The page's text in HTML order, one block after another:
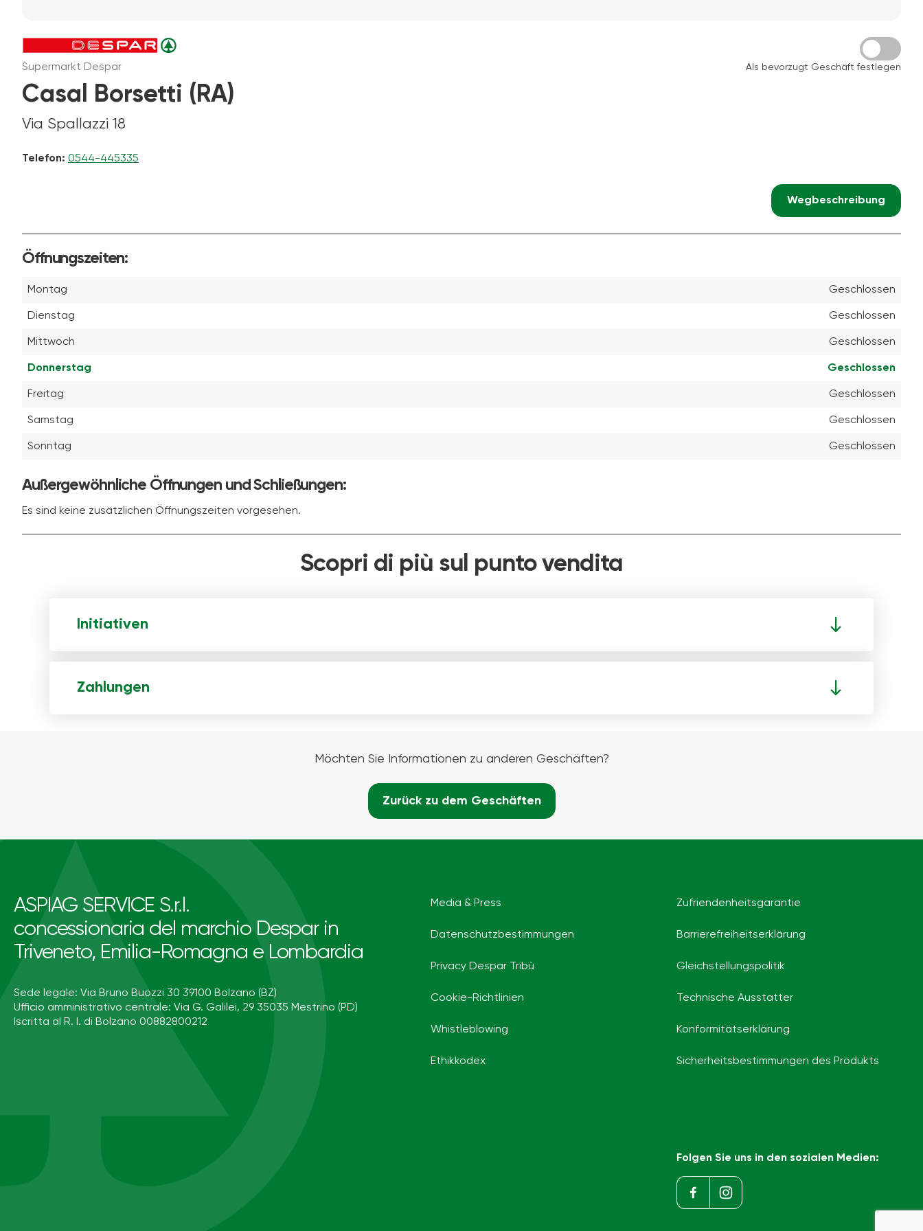
Supermarkt Despar
Casal Borsetti (RA)
Via Spallazzi 18
Telefon: 0544-445335
Als bevorzugt Geschäft festlegen
Wegbeschreibung
Öffnungszeiten:
Montag Geschlossen
Dienstag Geschlossen
Mittwoch Geschlossen
Donnerstag Geschlossen
Freitag Geschlossen
Samstag Geschlossen
Sonntag Geschlossen
Außergewöhnliche Öffnungen und Schließungen:
Es sind keine zusätzlichen Öffnungszeiten vorgesehen.
Scopri di più sul punto vendita
Initiativen
Zahlungen
Möchten Sie Informationen zu anderen Geschäften?
Zurück zu dem Geschäften
ASPIAG SERVICE S.r.l.
concessionaria del marchio Despar in
Triveneto, Emilia-Romagna e Lombardia
Sede legale: Via Bruno Buozzi 30 39100 Bolzano (BZ)
Ufficio amministrativo centrale: Via G. Galilei, 29 35035 Mestrino (PD)
Iscritta al R. I. di Bolzano 00882800212
Media & Press
Datenschutzbestimmungen
Privacy Despar Tribù
Cookie-Richtlinien
Whistleblowing
Ethikkodex
Zufriendenheitsgarantie
Barrierefreiheits­erklärung
Gleichstellungspolitik
Technische Ausstatter
Konformitätserklärung
Sicherheitsbestimmungen des Produkts
Folgen Sie uns in den sozialen Medien: